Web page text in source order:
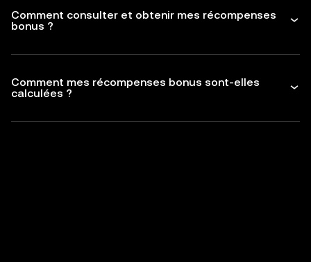
Comment consulter et obtenir mes récompenses
bonus ?
Comment mes récompenses bonus sont-elles
calculées ?